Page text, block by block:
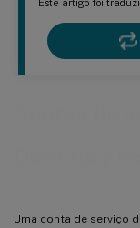
Este artigo foi
Uma conta de serviço